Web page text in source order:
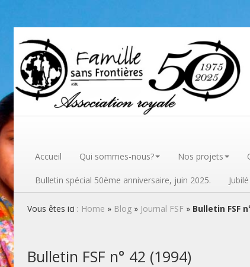
Famille sans frontières
Accueil Qui sommes-nous? Nos projets
Bulletin spécial 50ème anniversaire, juin 2025.
Vous êtes ici : Home » Blog» Journal FSF» Bulletin FSF
Bulletin FSF n° 42 (1994)